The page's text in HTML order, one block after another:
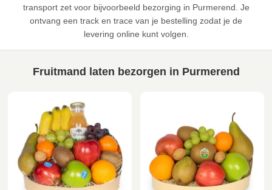
transport zet voor bijvoorbeeld bezorging in Purmerend. Je
ontvang een track en trace van je bestelling zodat je de
levering online kunt volgen.
Fruitmand laten bezorgen in Purmerend